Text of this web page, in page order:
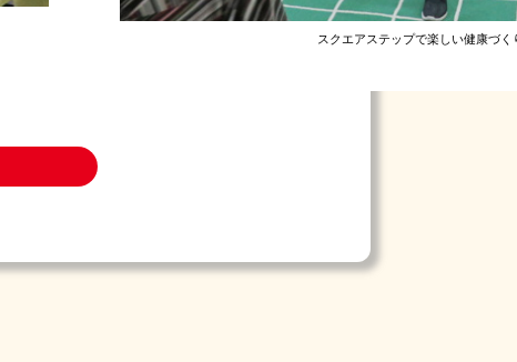
スクエアステップで楽しい健康づく